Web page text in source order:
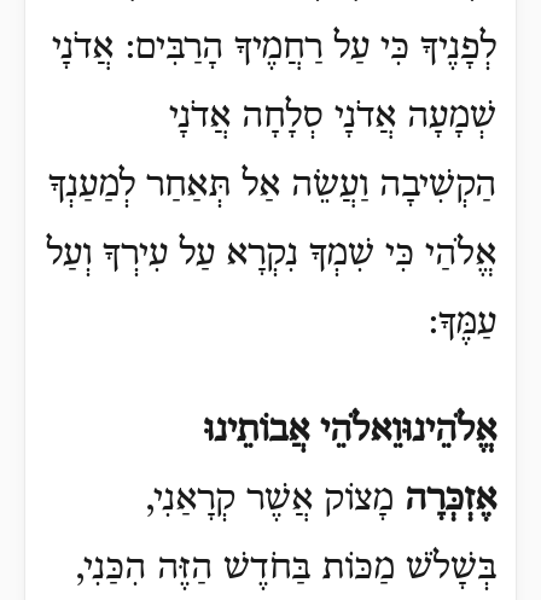
לְפָנֶיךָ כִּי עַל רַחֲמֶיךָ הָרַבִּים: אֲדֹנָי
שְׁמָעָה אֲדֹנָי סְלָחָה אֲדֹנָי
הַקְשִׁיבָה וַעֲשֵׂה אַל תְּאַחַר לְמַעַנְךָ
אֱלֹהַי כִּי שִׁמְךָ נִקְרָא עַל עִירְךָ וְעַל
עַמֶּךָ:
אֱלֹהֵינוּוֵאלֹהֵי אֲבוֹתֵינוּ
אֶזְכְּרָה מָצוֹק אֲשֶׁר קְרָאַנִי,
בְּשָׁלֹשׁ מַכּוֹת בַּחֹדֶשׁ הַזֶּה הִכַּנִי,